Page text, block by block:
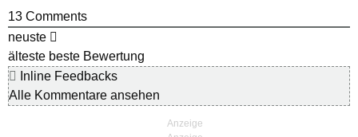
13 Comments
neuste
älteste beste Bewertung
Inline Feedbacks
Alle Kommentare ansehen